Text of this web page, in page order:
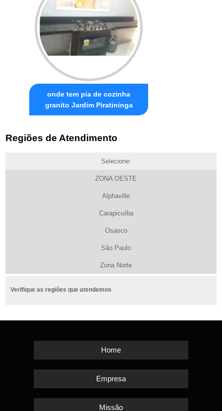
onde tem pia de cozinha
granito Jardim Piratininga
Regiões de Atendimento
Selecione:
ZONA OESTE
Alphaville
Carapicuíba
Osasco
São Paulo
Zona Norte
Verifique as regiões que atendemos
Home
Empresa
Missão